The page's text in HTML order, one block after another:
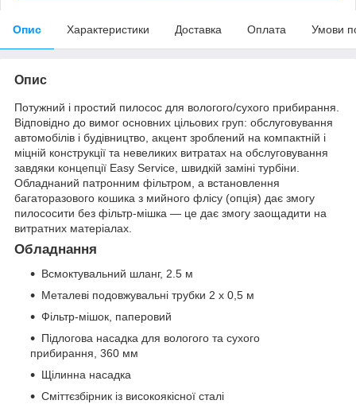
Опис Характеристики Доставка Оплата Умови
Опис
Потужний і простий пилосос для вологого/сухого прибирання.
Відповідно до вимог основних цільових груп: обслуговування
автомобілів і будівництво, акцент зроблений на компактній і
міцній конструкції та невеликих витратах на обслуговування
завдяки концепції Easy Service, швидкій заміні турбіни.
Обладнаний патронним фільтром, а встановлення
багаторазового кошика з мийного флісу (опція) дає змогу
пилососити без фільтр-мішка — це дає змогу заощадити на
витратних матеріалах.
Обладнання
Всмоктувальний шланг, 2.5 м
Металеві подовжувальні трубки 2 х 0,5 м
Фільтр-мішок, паперовий
Підлогова насадка для вологого та сухого
прибирання, 360 мм
Щілинна насадка
Сміттєзбірник із високоякісної сталі